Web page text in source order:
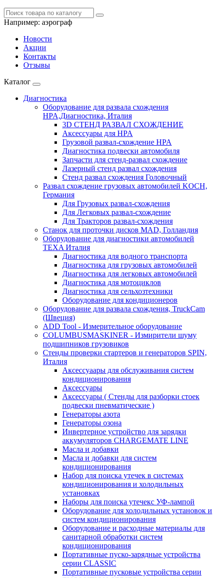
Например: аэрограф
Новости
Акции
Контакты
Отзывы
Каталог
Диагностика
Оборудование для развала схождения
HPA,Диагностика, Италия
3D СТЕНД РАЗВАЛ СХОЖДЕНИЕ
Аксессуары для HPA
Грузовой развал-схождение HPA
Диагностика подвески автомобиля
Запчасти для стенд-развал схождение
Лазерный стенд развал схождения
Стенд развал схождения Головочный
Развал схождение грузовых автомобилей KOCH,
Германия
Для Грузовых развал-схождения
Для Легковых развал-схождение
Для Тракторов развал-схождения
Станок для проточки дисков MAD, Голландия
Оборудование для диагностики автомобилей
TEXA Италия
Диагностика для водного транспорта
Диагностика для грузовых автомобилей
Диагностика для легковых автомобилей
Диагностика для мотоциклов
Диагностика для сельхозтехники
Оборудование для кондиционеров
Оборудование для развала схождения, TruckCam
(Швеция)
ADD Tool - Измерительное оборудование
COLUMBUSMASKINER - Измирители шуму
подшипников грузовиков
Стенды проверки стартеров и генераторов SPIN,
Италия
Аксессуаары для обслуживания систем
кондиционирования
Аксессуары
Аксессуары ( Стенды для разборки стоек
подвески пневматические )
Генераторы азота
Генераторы озона
Инвертерное устройство для зарядки
аккумуляторов CHARGEMATE LINE
Масла и добавки
Масла и добавки для систем
кондиционирования
Набор для поиска утечек в системах
кондиционирования и холодильных
установках
Наборы для поиска утечекс УФ-лампой
Оборудование для холодильных установок и
систем кондиционирования
Оборудование и расходные материалы для
санитарной обработки систем
кондиционирования
Портативные пуско-зарядные устройства
серии CLASSIC
Портативные пусковые устройства серии